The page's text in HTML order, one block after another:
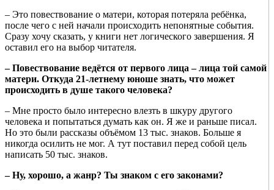
– Это повествование о матери, которая потеряла ребёнка,
после чего с ней начали происходить непонятные события.
Сразу хочу сказать, у книги нет логического завершения. Я
оставил его на выбор читателя.
– Повествование ведётся от первого лица – лица той самой
матери. Откуда 21-летнему юноше знать, что может
происходить в душе такого человека?
– Мне просто было интересно влезть в шкуру другого
человека и попытаться думать как он. Я же и раньше писал.
Но это были рассказы объёмом 13 тыс. знаков. Больше я
никогда осилить не мог. А тут поставил перед собой цель
написать 50 тыс. знаков.
– Ну, хорошо, а жанр? Ты знаком с его законами?